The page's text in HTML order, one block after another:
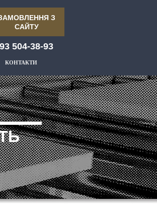
З
САЙТУ
504-38-93
КОНТАКТИ